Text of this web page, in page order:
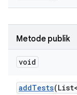
Metode publik
void
addTests